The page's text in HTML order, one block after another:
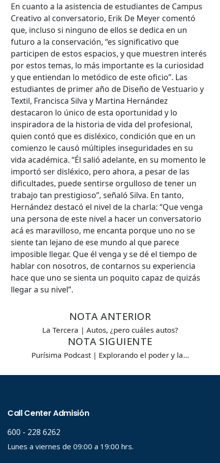
En cuanto a la asistencia de estudiantes de Campus
Creativo al conversatorio, Erik De Meyer comentó
que, incluso si ninguno de ellos se dedica en un
futuro a la conservación, “es significativo que
participen de estos espacios, y que muestren interés
por estos temas, lo más importante es la curiosidad
y que entiendan lo metódico de este oficio”. Las
estudiantes de primer año de Diseño de Vestuario y
Textil, Francisca Silva y Martina Hernández
destacaron lo único de esta oportunidad y lo
inspiradora de la historia de vida del profesional,
quien contó que es disléxico, condición que en un
comienzo le causó múltiples inseguridades en su
vida académica. “Él salió adelante, en su momento le
importó ser disléxico, pero ahora, a pesar de las
dificultades, puede sentirse orgulloso de tener un
trabajo tan prestigioso”, señaló Silva. En tanto,
Hernández destacó el nivel de la charla: “Que venga
una persona de este nivel a hacer un conversatorio
acá es maravilloso, me encanta porque uno no se
siente tan lejano de ese mundo al que parece
imposible llegar. Que él venga y se dé el tiempo de
hablar con nosotros, de contarnos su experiencia
hace que uno se sienta un poquito capaz de quizás
llegar a su nivel”.
NOTA ANTERIOR
La Tercera | Autos, ¿pero cuáles autos?
NOTA SIGUIENTE
Purísima Podcast | Explorando el poder y la…